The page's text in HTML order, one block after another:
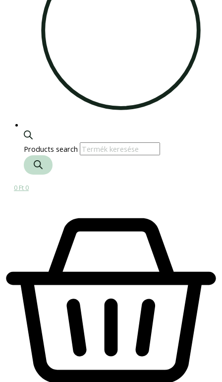
Products search
0 Ft 0